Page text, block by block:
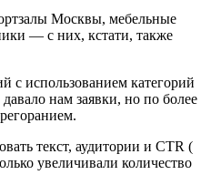
Москвы, мебельные
— с них, кстати, также
с использованием категорий
нам заявки, но по более
текст, аудитории и CTR (
увеличивали количество